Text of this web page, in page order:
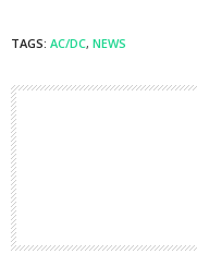
TAGS: AC/DC, NEWS